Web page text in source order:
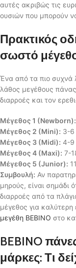
αυτές ακριβώς τις
ουσιών που μπορούν
Πρακτικός
σωστό
Ένα από τα πιο συχνά
λάθος μεγέθους
διαρροές και τον
Μέγεθος 1 (Newborn):
Μέγεθος 2 (Mini): 3-6
Μέγεθος 3 (Midi): 4-9
Μέγεθος 4 (Maxi): 7-
Μέγεθος 5 (Junior):
Συμβουλή: Αν
μηρούς, είναι σημάδι
διαρροές από τα
μέγεθος για
μεγέθη BEBINO στο
BEBINO
μάρκες: Τι